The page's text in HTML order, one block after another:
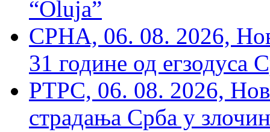
“Oluja”
СРНА, 06. 08. 2026,
31 године од егзодуса
РТРС, 06. 08. 2026,
страдања Срба у